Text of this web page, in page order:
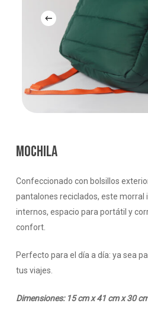
MOCHILA
Confeccionado con bolsillos
pantalones reciclados, este
internos, espacio para portátil y
confort.
Perfecto para el día a día: ya sea
tus viajes.
Dimensiones: 15 cm x 41 cm x 30